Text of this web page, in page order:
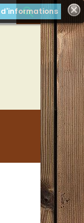

d'informations